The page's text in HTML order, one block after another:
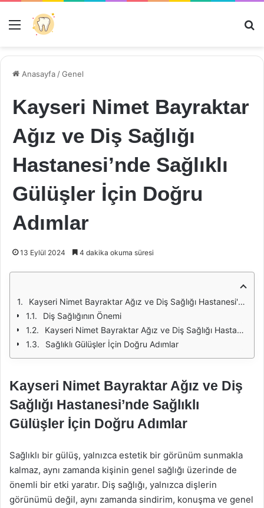
Menü
Anasayfa /Genel
Kayseri Nimet Bayraktar
Ağız ve Diş Sağlığı
Hastanesi’nde Sağlıklı
Gülüşler İçin Doğru
Adımlar
13 Eylül 2024 4 dakika okuma süresi
Kayseri Nimet Bayraktar Ağız ve Diş Sağlığı Hastanesi'nde Sağlıklı Gülüşler İçin Doğru Adımlar
Diş Sağlığının Önemi
Kayseri Nimet Bayraktar Ağız ve Diş Sağlığı Hastanesi
Sağlıklı Gülüşler İçin Doğru Adımlar
Kayseri Nimet Bayraktar Ağız ve Diş
Sağlığı Hastanesi’nde Sağlıklı
Gülüşler İçin Doğru Adımlar
Sağlıklı bir gülüş, yalnızca estetik bir görünüm sunmakla
kalmaz, aynı zamanda kişinin genel sağlığı üzerinde de
önemli bir etki yaratır. Diş sağlığı, yalnızca dişlerin
görünümü değil, aynı zamanda sindirim, konuşma ve genel